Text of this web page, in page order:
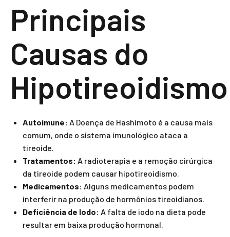
Principais
Causas do
Hipotireoidismo
Autoimune: A Doença de Hashimoto é a causa mais
comum, onde o sistema imunológico ataca a
tireoide.
Tratamentos: A radioterapia e a remoção cirúrgica
da tireoide podem causar hipotireoidismo.
Medicamentos: Alguns medicamentos podem
interferir na produção de hormônios tireoidianos.
Deficiência de Iodo: A falta de iodo na dieta pode
resultar em baixa produção hormonal.